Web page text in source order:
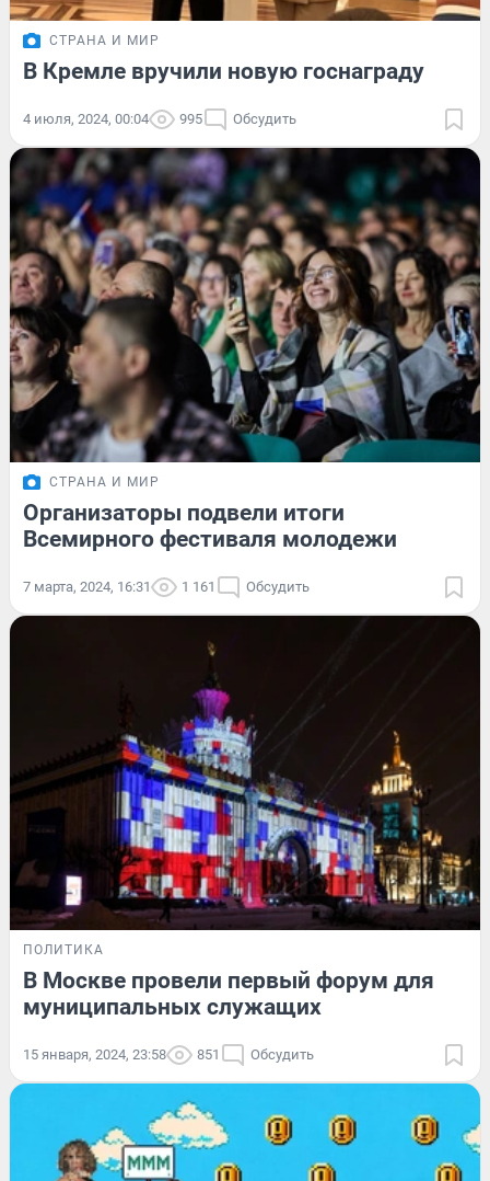
СТРАНА И МИР
В Кремле вручили новую госнаграду
4 июля, 2024, 00:04 995 Обсудить
СТРАНА И МИР
Организаторы подвели итоги
Всемирного фестиваля молодежи
7 марта, 2024, 16:31 1 161 Обсудить
ПОЛИТИКА
В Москве провели первый форум для
муниципальных служащих
15 января, 2024, 23:58 851 Обсудить